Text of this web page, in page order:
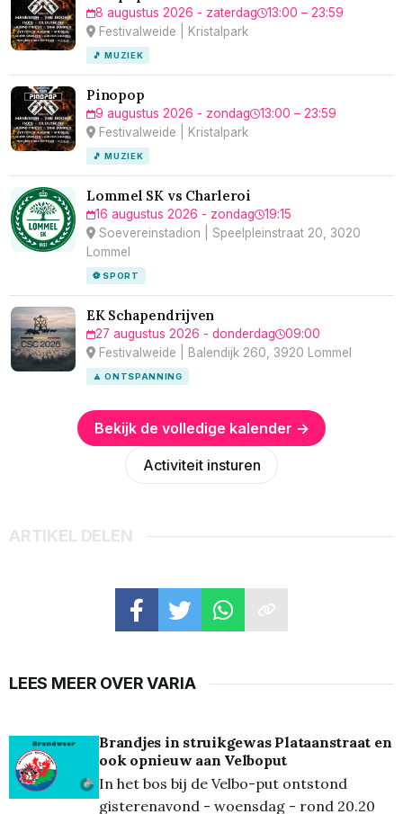
8 augustus 2026 - zaterdag
13:00 – 23:59
Festivalweide | Kristalpark
🎵 MUZIEK
Pinopop
9 augustus 2026 - zondag
13:00 – 23:59
Festivalweide | Kristalpark
🎵 MUZIEK
Lommel SK vs Charleroi
16 augustus 2026 - zondag
19:15
Soevereinstadion | Speelpleinstraat 20, 3020
Lommel
⚽ SPORT
EK Schapendrijven
27 augustus 2026 - donderdag
09:00
Festivalweide | Balendijk 260, 3920 Lommel
🧘 ONTSPANNING
Bekijk de volledige kalender →
Activiteit insturen
ARTIKEL DELEN
LEES MEER OVER VARIA
Brandjes in struikgewas Plataanstraat en
ook opnieuw aan Velboput
In het bos bij de Velbo-put ontstond
gisterenavond - woensdag - rond 20.20